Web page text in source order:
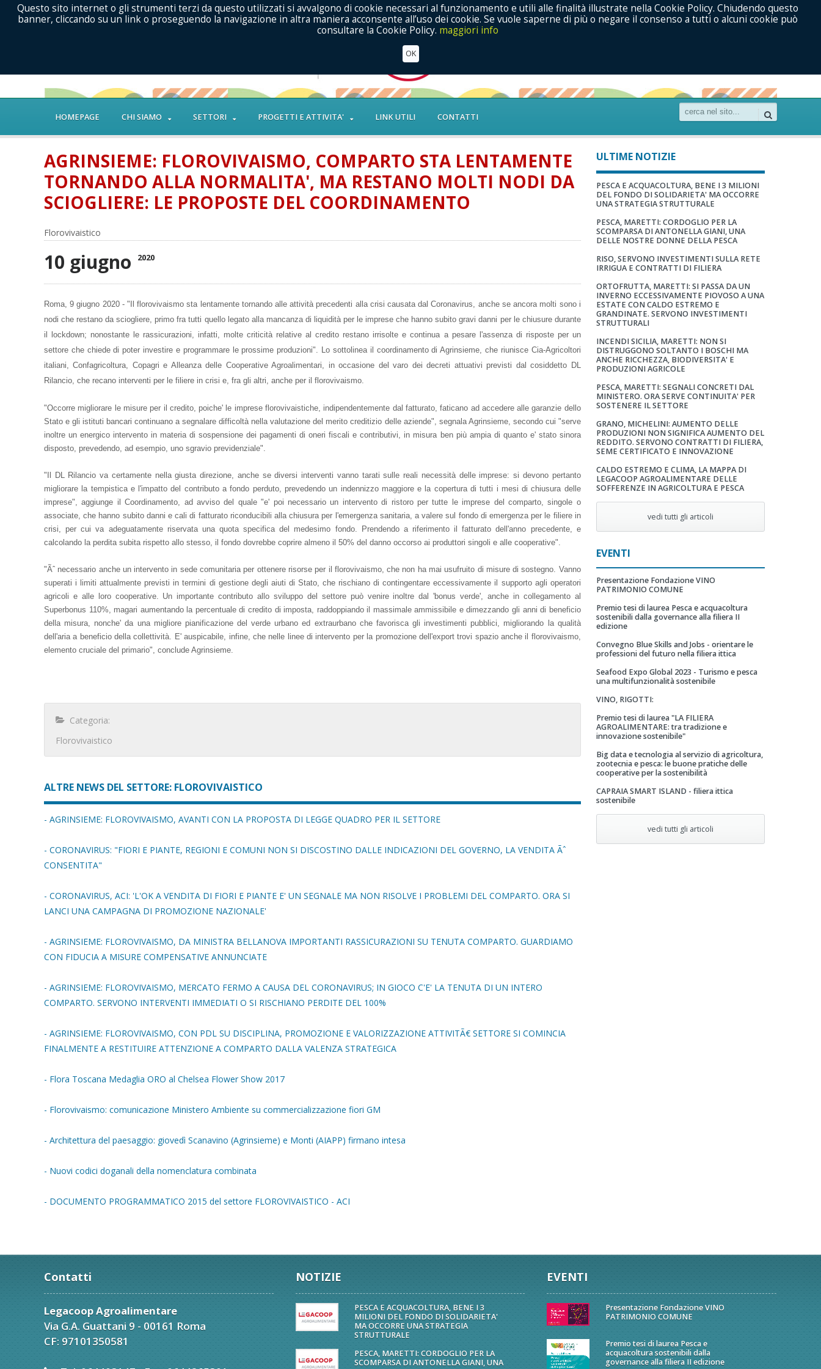
HOMEPAGE CHI SIAMO SETTORI PROGETTI E ATTIVITA' LINK UTILI CONTATTI
AGRINSIEME: FLOROVIVAISMO, COMPARTO STA LENTAMENTE
TORNANDO ALLA NORMALITA', MA RESTANO MOLTI NODI DA
SCIOGLIERE: LE PROPOSTE DEL COORDINAMENTO
Florovivaistico
10 giugno 2020
Roma, 9 giugno 2020 - "Il florovivaismo sta lentamente tornando alle attività precedenti alla crisi causata dal Coronavirus, anche se ancora molti sono i
nodi che restano da sciogliere, primo fra tutti quello legato alla mancanza di liquidità per le imprese che hanno subito gravi danni per le chiusure durante
il lockdown; nonostante le rassicurazioni, infatti, molte criticità relative al credito restano irrisolte e continua a pesare l'assenza di risposte per un
settore che chiede di poter investire e programmare le prossime produzioni". Lo sottolinea il coordinamento di Agrinsieme, che riunisce Cia-Agricoltori
italiani, Confagricoltura, Copagri e Alleanza delle Cooperative Agroalimentari, in occasione del varo dei decreti attuativi previsti dal cosiddetto DL
Rilancio, che recano interventi per le filiere in crisi e, fra gli altri, anche per il florovivaismo.
"Occorre migliorare le misure per il credito, poiche' le imprese florovivaistiche, indipendentemente dal fatturato, faticano ad accedere alle garanzie dello
Stato e gli istituti bancari continuano a segnalare difficoltà nella valutazione del merito creditizio delle aziende", segnala Agrinsieme, secondo cui "serve
inoltre un energico intervento in materia di sospensione dei pagamenti di oneri fiscali e contributivi, in misura ben più ampia di quanto e' stato sinora
disposto, prevedendo, ad esempio, uno sgravio previdenziale".
"Il DL Rilancio va certamente nella giusta direzione, anche se diversi interventi vanno tarati sulle reali necessità delle imprese: si devono pertanto
migliorare la tempistica e l'impatto del contributo a fondo perduto, prevedendo un indennizzo maggiore e la copertura di tutti i mesi di chiusura delle
imprese", aggiunge il Coordinamento, ad avviso del quale "e' poi necessario un intervento di ristoro per tutte le imprese del comparto, singole o
associate, che hanno subito danni e cali di fatturato riconducibili alla chiusura per l'emergenza sanitaria, a valere sul fondo di emergenza per le filiere in
crisi, per cui va adeguatamente riservata una quota specifica del medesimo fondo. Prendendo a riferimento il fatturato dell'anno precedente, e
calcolando la perdita subita rispetto allo stesso, il fondo dovrebbe coprire almeno il 50% del danno occorso ai produttori singoli e alle cooperative".
"Ãˆ necessario anche un intervento in sede comunitaria per ottenere risorse per il florovivaismo, che non ha mai usufruito di misure di sostegno. Vanno
superati i limiti attualmente previsti in termini di gestione degli aiuti di Stato, che rischiano di contingentare eccessivamente il supporto agli operatori
agricoli e alle loro cooperative. Un importante contributo allo sviluppo del settore può venire inoltre dal 'bonus verde', anche in collegamento al
Superbonus 110%, magari aumentando la percentuale di credito di imposta, raddoppiando il massimale ammissibile e dimezzando gli anni di beneficio
della misura, nonche' da una migliore pianificazione del verde urbano ed extraurbano che favorisca gli investimenti pubblici, migliorando la qualità
dell'aria a beneficio della collettività. E' auspicabile, infine, che nelle linee di intervento per la promozione dell'export trovi spazio anche il florovivaismo,
elemento cruciale del primario", conclude Agrinsieme.
Categoria:
Florovivaistico
ALTRE NEWS DEL SETTORE: FLOROVIVAISTICO
- AGRINSIEME: FLOROVIVAISMO, AVANTI CON LA PROPOSTA DI LEGGE QUADRO PER IL SETTORE
- CORONAVIRUS: "FIORI E PIANTE, REGIONI E COMUNI NON SI DISCOSTINO DALLE INDICAZIONI DEL GOVERNO, LA VENDITA Ãˆ
CONSENTITA"
- CORONAVIRUS, ACI: 'L'OK A VENDITA DI FIORI E PIANTE E' UN SEGNALE MA NON RISOLVE I PROBLEMI DEL COMPARTO. ORA SI
LANCI UNA CAMPAGNA DI PROMOZIONE NAZIONALE'
- AGRINSIEME: FLOROVIVAISMO, DA MINISTRA BELLANOVA IMPORTANTI RASSICURAZIONI SU TENUTA COMPARTO. GUARDIAMO
CON FIDUCIA A MISURE COMPENSATIVE ANNUNCIATE
- AGRINSIEME: FLOROVIVAISMO, MERCATO FERMO A CAUSA DEL CORONAVIRUS; IN GIOCO C'E' LA TENUTA DI UN INTERO
COMPARTO. SERVONO INTERVENTI IMMEDIATI O SI RISCHIANO PERDITE DEL 100%
- AGRINSIEME: FLOROVIVAISMO, CON PDL SU DISCIPLINA, PROMOZIONE E VALORIZZAZIONE ATTIVITÃ€ SETTORE SI COMINCIA
FINALMENTE A RESTITUIRE ATTENZIONE A COMPARTO DALLA VALENZA STRATEGICA
- Flora Toscana Medaglia ORO al Chelsea Flower Show 2017
- Florovivaismo: comunicazione Ministero Ambiente su commercializzazione fiori GM
- Architettura del paesaggio: giovedì Scanavino (Agrinsieme) e Monti (AIAPP) firmano intesa
- Nuovi codici doganali della nomenclatura combinata
- DOCUMENTO PROGRAMMATICO 2015 del settore FLOROVIVAISTICO - ACI
ULTIME NOTIZIE
PESCA E ACQUACOLTURA, BENE I 3 MILIONI
DEL FONDO DI SOLIDARIETA' MA OCCORRE
UNA STRATEGIA STRUTTURALE
PESCA, MARETTI: CORDOGLIO PER LA
SCOMPARSA DI ANTONELLA GIANI, UNA
DELLE NOSTRE DONNE DELLA PESCA
RISO, SERVONO INVESTIMENTI SULLA RETE
IRRIGUA E CONTRATTI DI FILIERA
ORTOFRUTTA, MARETTI: SI PASSA DA UN
INVERNO ECCESSIVAMENTE PIOVOSO A UNA
ESTATE CON CALDO ESTREMO E
GRANDINATE. SERVONO INVESTIMENTI
STRUTTURALI
INCENDI SICILIA, MARETTI: NON SI
DISTRUGGONO SOLTANTO I BOSCHI MA
ANCHE RICCHEZZA, BIODIVERSITA' E
PRODUZIONI AGRICOLE
PESCA, MARETTI: SEGNALI CONCRETI DAL
MINISTERO. ORA SERVE CONTINUITA' PER
SOSTENERE IL SETTORE
GRANO, MICHELINI: AUMENTO DELLE
PRODUZIONI NON SIGNIFICA AUMENTO DEL
REDDITO. SERVONO CONTRATTI DI FILIERA,
SEME CERTIFICATO E INNOVAZIONE
CALDO ESTREMO E CLIMA, LA MAPPA DI
LEGACOOP AGROALIMENTARE DELLE
SOFFERENZE IN AGRICOLTURA E PESCA
vedi tutti gli articoli
EVENTI
Presentazione Fondazione VINO
PATRIMONIO COMUNE
Premio tesi di laurea Pesca e acquacoltura
sostenibili dalla governance alla filiera II
edizione
Convegno Blue Skills and Jobs - orientare le
professioni del futuro nella filiera ittica
Seafood Expo Global 2023 - Turismo e pesca
una multifunzionalità sostenibile
VINO, RIGOTTI:
Premio tesi di laurea "LA FILIERA
AGROALIMENTARE: tra tradizione e
innovazione sostenibile"
Big data e tecnologia al servizio di agricoltura,
zootecnia e pesca: le buone pratiche delle
cooperative per la sostenibilità
CAPRAIA SMART ISLAND - filiera ittica
sostenibile
vedi tutti gli articoli
Contatti
Legacoop Agroalimentare
Via G.A. Guattani 9 - 00161 Roma
CF: 97101350581
NOTIZIE
PESCA E ACQUACOLTURA, BENE I 3
MILIONI DEL FONDO DI SOLIDARIETA'
MA OCCORRE UNA STRATEGIA
STRUTTURALE
PESCA, MARETTI: CORDOGLIO PER LA
SCOMPARSA DI ANTONELLA GIANI, UNA
EVENTI
Presentazione Fondazione VINO
PATRIMONIO COMUNE
Premio tesi di laurea Pesca e
acquacoltura sostenibili dalla
governance alla filiera II edizione
Questo sito internet o gli strumenti terzi da questo utilizzati si avvalgono di cookie necessari al funzionamento e utili alle finalità illustrate nella Cookie Policy. Chiudendo questo
banner, cliccando su un link o proseguendo la navigazione in altra maniera acconsente all’uso dei cookie. Se vuole saperne di più o negare il consenso a tutti o alcuni cookie può
consultare la Cookie Policy. maggiori info
OK